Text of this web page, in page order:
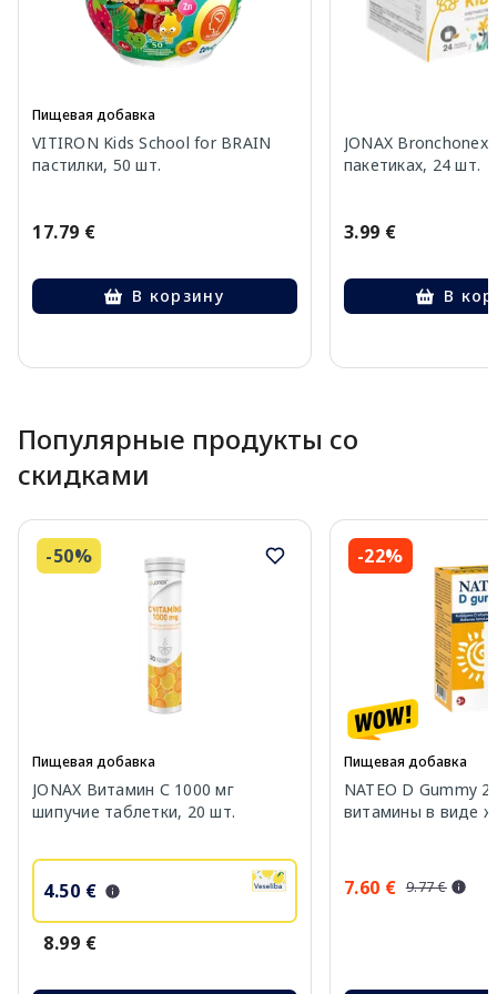
Пищевая добавка
VITIRON Kids School for BRAIN
пастилки, 50 шт.
17.79 €
В корзину
JONAX Bronchonex
пакетиках, 24 шт.
3.99 €
В
Популярные продукты со
скидками
-50%
Пищевая добавка
JONAX Витамин С 1000 мг
шипучие таблетки, 20 шт.
4.50 €
8.99 €
-22%
Пищевая добавка
NATEO D Gummy
витамины в виде
7.60 € 9.77 €